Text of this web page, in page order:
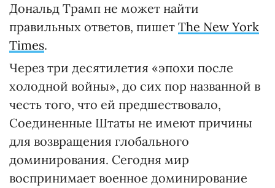
Дональд Трамп не может найти
правильных ответов, пишет The New York
Times.
Через три десятилетия «эпохи после
холодной войны», до сих пор названной в
честь того, что ей предшествовало,
Соединенные Штаты не имеют причины
для возвращения глобального
доминирования. Сегодня мир
воспринимает военное доминирование